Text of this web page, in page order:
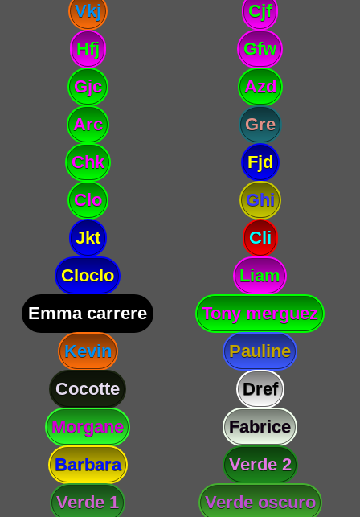
Vkj
Cjf
Hfj
Gfw
Gjc
Azd
Arc
Gre
Chk
Fjd
Clo
Ghi
Jkt
Cli
Cloclo
Liam
Emma carrere
Tony merguez
Kevin
Pauline
Cocotte
Dref
Morgane
Fabrice
Barbara
Verde 2
Verde 1
Verde oscuro